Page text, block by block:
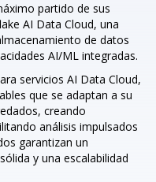
partido de sus
AI Data Cloud, una
de datos
AI/ML integradas.
servicios AI Data Cloud,
que se adaptan a su
creando
análisis impulsados
garantizan un
y una escalabilidad